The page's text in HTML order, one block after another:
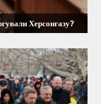
Херсонгазу?